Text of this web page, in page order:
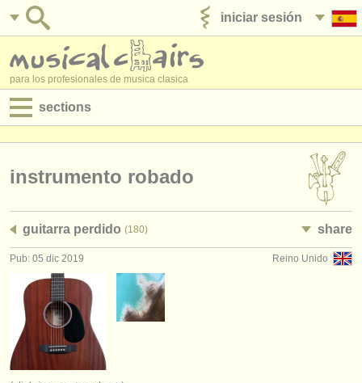
iniciar sesión
para los profesionales de musica clasica
sections
empleos - administración
degree courses
cursillos
concursos
instrumentos en venta
instrumento robado
guitarra perdido (180) share
Reino Unido
Pub: 05 dic 2019